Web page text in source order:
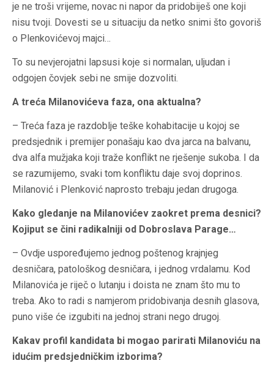
je ne troši vrijeme, novac ni napor da pridobiješ one koji
nisu tvoji. Dovesti se u situaciju da netko snimi što govoriš
o Plenkovićevoj majci…
To su nevjerojatni lapsusi koje si normalan, uljudan i
odgojen čovjek sebi ne smije dozvoliti.
A treća Milanovićeva faza, ona aktualna?
– Treća faza je razdoblje teške kohabitacije u kojoj se
predsjednik i premijer ponašaju kao dva jarca na balvanu,
dva alfa mužjaka koji traže konflikt ne rješenje sukoba. I da
se razumijemo, svaki tom konfliktu daje svoj doprinos.
Milanović i Plenković naprosto trebaju jedan drugoga.
Kako gledanje na Milanovićev zaokret prema desnici?
Kojiput se čini radikalniji od Dobroslava Parage…
– Ovdje uspoređujemo jednog poštenog krajnjeg
desničara, patološkog desničara, i jednog vrdalamu. Kod
Milanovića je riječ o lutanju i doista ne znam što mu to
treba. Ako to radi s namjerom pridobivanja desnih glasova,
puno više će izgubiti na jednoj strani nego drugoj.
Kakav profil kandidata bi mogao parirati Milanoviću na
idućim predsjedničkim izborima?